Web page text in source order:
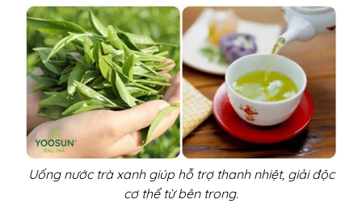
Uống nước trà xanh giúp hỗ trợ thanh nhiệt, giải độc
cơ thể từ bên trong.